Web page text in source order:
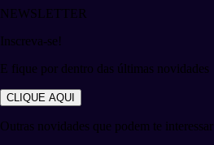
NEWSLETTER
Inscreva-se!
E fique por dentro das últimas novidades
CLIQUE AQUI
Outras novidades que podem te interessar